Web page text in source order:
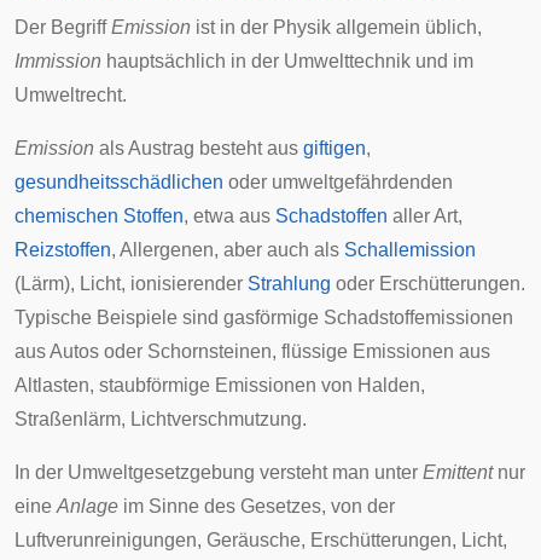
Der BegriffEmission ist in der Physik allgemein üblich,
Immission hauptsächlich in der Umwelttechnik und im
Umweltrecht.
Emission als Austrag besteht aus giftigen,
gesundheitsschädlichen oder umweltgefährdenden
chemischen Stoffen, etwa aus Schadstoffen aller Art,
Reizstoffen, Allergenen, aber auch als Schallemission
(Lärm), Licht, ionisierender Strahlung oder Erschütterungen.
Typische Beispiele sind gasförmige Schadstoffemissionen
aus Autos oder Schornsteinen, flüssige Emissionen aus
Altlasten, staubförmige Emissionen von Halden,
Straßenlärm, Lichtverschmutzung.
In der Umweltgesetzgebung versteht man unter Emittentnur
eine Anlage im Sinne des Gesetzes, von der
Luftverunreinigungen, Geräusche, Erschütterungen, Licht,